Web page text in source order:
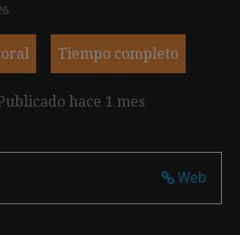
Tiempo completo
hace 1 mes
Web